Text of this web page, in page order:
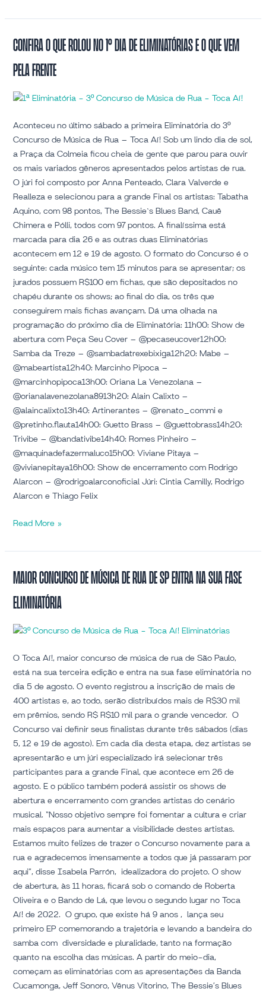
Confira o que rolou no 1º dia de Eliminatórias e o que vem
pela frente
Aconteceu no último sábado a primeira Eliminatória do 3º
Concurso de Música de Rua – Toca Aí! Sob um lindo dia de sol,
a Praça da Colmeia ficou cheia de gente que parou para ouvir
os mais variados gêneros apresentados pelos artistas de rua.
O júri foi composto por Anna Penteado, Clara Valverde e
Realleza e selecionou para a grande Final os artistas: Tabatha
Aquino, com 98 pontos, The Bessie`s Blues Band, Cauê
Chimera e Pólli, todos com 97 pontos. A finalíssima está
marcada para dia 26 e as outras duas Eliminatórias
acontecem em 12 e 19 de agosto. O formato do Concurso é o
seguinte: cada músico tem 15 minutos para se apresentar; os
jurados possuem R$100 em fichas, que são depositados no
chapéu durante os shows; ao final do dia, os três que
conseguirem mais fichas avançam. Dá uma olhada na
programação do próximo dia de Eliminatória: 11h00: Show de
abertura com Peça Seu Cover – @pecaseucover12h00:
Samba da Treze – @sambadatrexebixiga12h20: Mabe –
@mabeartista12h40: Marcinho Pipoca –
@marcinhopipoca13h00: Oriana La Venezolana –
@orianalavenezolana8913h20: Alain Calixto –
@alaincalixto13h40: Artinerantes – @renato_commi e
@pretinho.flauta14h00: Guetto Brass – @guettobrass14h20:
Trivibe – @bandativibe14h40: Romes Pinheiro –
@maquinadefazermaluco15h00: Viviane Pitaya –
@vivianepitaya16h00: Show de encerramento com Rodrigo
Alarcon – @rodrigoalarconoficial Júri: Cintia Camilly, Rodrigo
Alarcon e Thiago Felix
Confira
o
que
no
dia
de
Eliminatórias
e
o
que
vem
pela
frente
Read More »
Maior Concurso de Música de Rua de SP entra na sua fase
eliminatória
O Toca Aí!, maior concurso de música de rua de São Paulo,
está na sua terceira edição e entra na sua fase eliminatória no
dia 5 de agosto. O evento registrou a inscrição de mais de
400 artistas e, ao todo, serão distribuídos mais de R$30 mil
em prêmios, sendo R$ R$10 mil para o grande vencedor. O
Concurso vai definir seus finalistas durante três sábados (dias
5, 12 e 19 de agosto). Em cada dia desta etapa, dez artistas se
apresentarão e um júri especializado irá selecionar três
participantes para a grande Final, que acontece em 26 de
agosto. E o público também poderá assistir os shows de
abertura e encerramento com grandes artistas do cenário
musical. “Nosso objetivo sempre foi fomentar a cultura e criar
mais espaços para aumentar a visibilidade destes artistas.
Estamos muito felizes de trazer o Concurso novamente para a
rua e agradecemos imensamente a todos que já passaram por
aqui”, disse Isabela Parrón, idealizadora do projeto. O show
de abertura, às 11 horas, ficará sob o comando de Roberta
Oliveira e o Bando de Lá, que levou o segundo lugar no Toca
Aí! de 2022. O grupo, que existe há 9 anos , lança seu
primeiro EP comemorando a trajetória e levando a bandeira do
samba com diversidade e pluralidade, tanto na formação
quanto na escolha das músicas. A partir do meio-dia,
começam as eliminatórias com as apresentações da Banda
Cucamonga, Jeff Sonoro, Vênus Vitorino, The Bessie’s Blues
Maior
Concurso
de
de
de
SP
entra
na
sua
fase
eliminatória